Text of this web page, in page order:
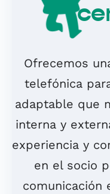
Ofrecemos
telefónica
adaptable que
interna y
experiencia y
en el socio
comunicación